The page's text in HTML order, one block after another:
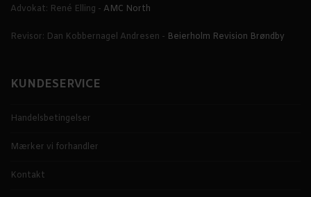
Advokat: René Elling - AMC North
Revisor: Dan Kobbernagel Andresen - Beierholm Revision Brøndby
KUNDESERVICE
Handelsbetingelser
Mærker vi forhandler
Kontakt